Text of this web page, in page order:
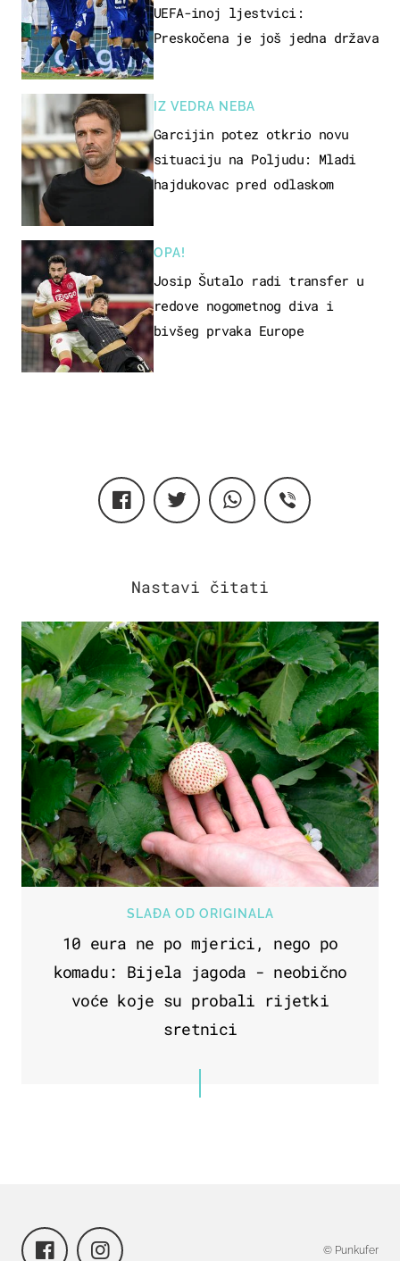
UEFA-inoj ljestvici:
Preskočena je još jedna država
IZ VEDRA NEBA
Garcijin potez otkrio novu
situaciju na Poljudu: Mladi
hajdukovac pred odlaskom
OPA!
Josip Šutalo radi transfer u
redove nogometnog diva i
bivšeg prvaka Europe
SLAĐA OD ORIGINALA
10 eura ne po mjerici, nego po
komadu: Bijela jagoda - neobično
voće koje su probali rijetki
sretnici
© Punkufer